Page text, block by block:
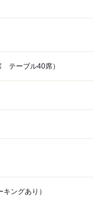
テーブル40席）
ングあり）